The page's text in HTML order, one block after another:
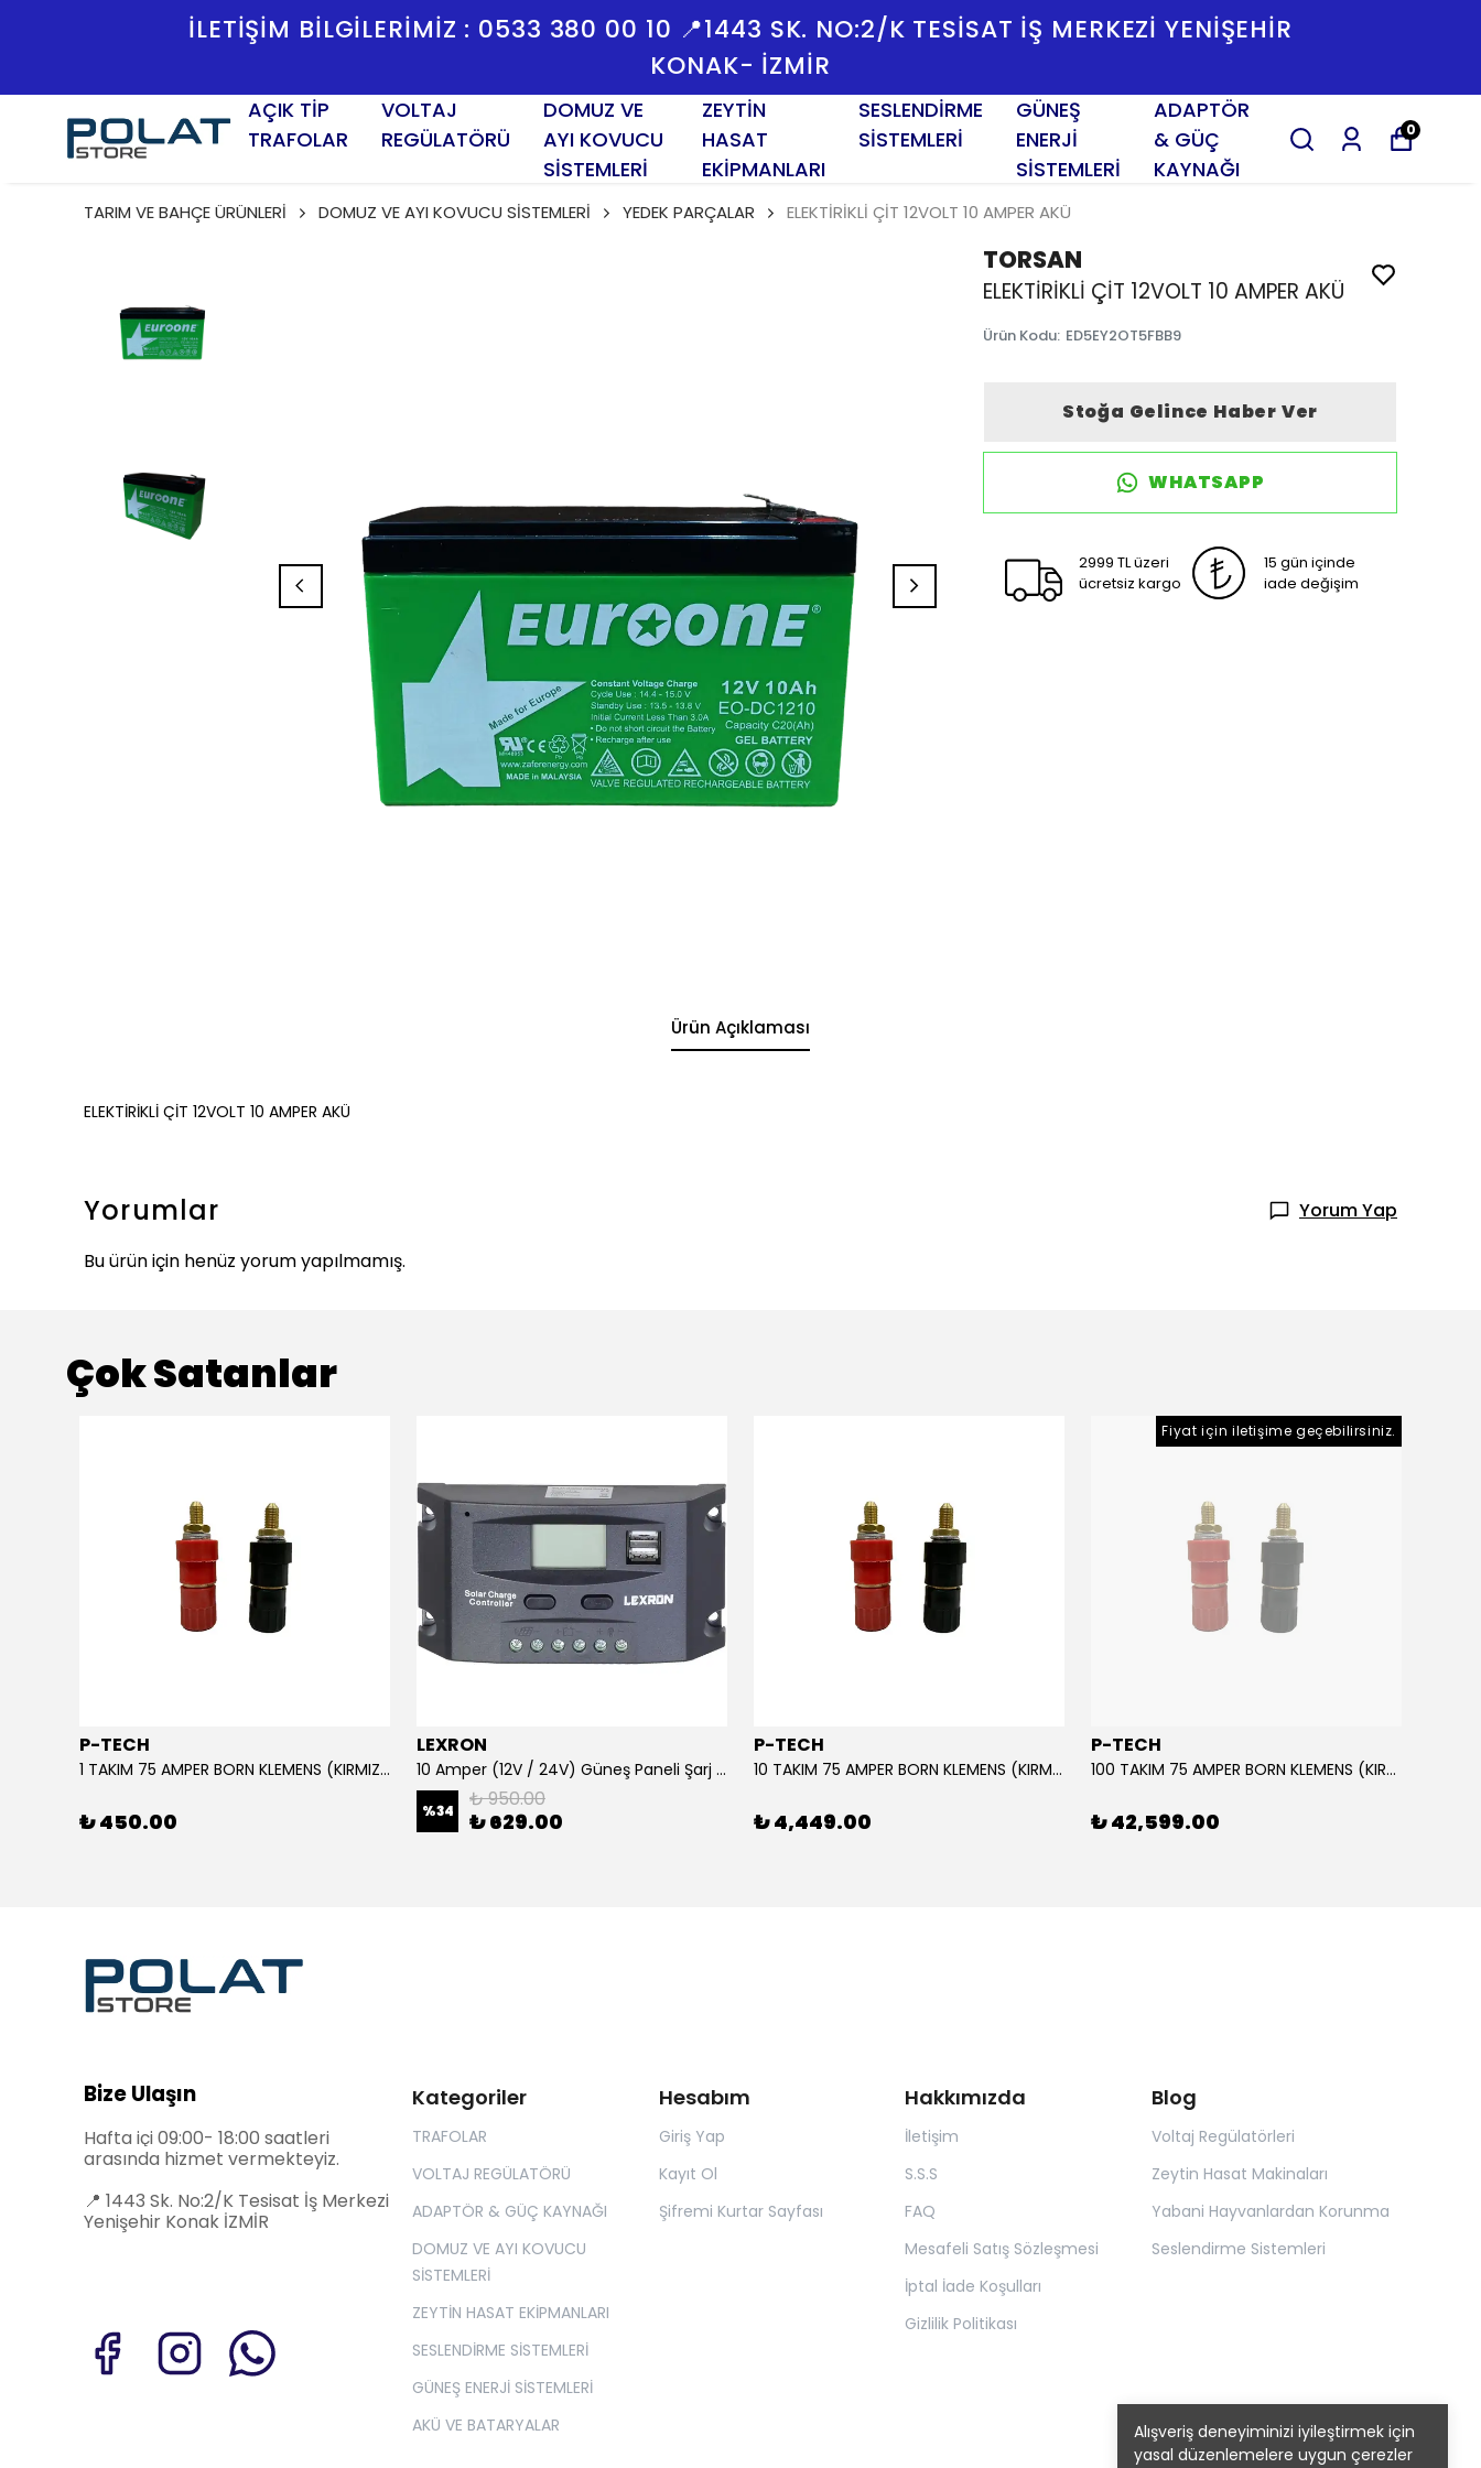
İLETİŞİM BİLGİLERİMİZ : 0533 380 00 10 📍1443 SK. NO:2/K TESISAT İŞ MERKEZI YENIŞEHIR
KONAK- İZMİR
AÇIK TİP
TRAFOLAR
VOLTAJ
REGÜLATÖRÜ
DOMUZ VE
AYI KOVUCU
SİSTEMLERİ
ZEYTİN
HASAT
EKİPMANLARI
SESLENDİRME
SİSTEMLERİ
GÜNEŞ
ENERJİ
SİSTEMLERİ
ADAPTÖR
& GÜÇ
KAYNAĞI
0
Alışveriş deneyiminizi iyileştirmek için
yasal düzenlemelere uygun çerezler
TARIM VE BAHÇE ÜRÜNLERİ DOMUZ VE AYI KOVUCU SİSTEMLERİ YEDEK PARÇALAR ELEKTİRİKLİ ÇİT 12VOLT 10 AMPER AKÜ
TORSAN
ELEKTİRİKLİ ÇİT 12VOLT 10 AMPER AKÜ
Ürün Kodu: ED5EY2OT5FBB9
Stoğa Gelince Haber Ver
WHATSAPP
2999 TL üzeri
ücretsiz kargo
15 gün içinde
iade değişim
Ürün Açıklaması
ELEKTİRİKLİ ÇİT 12VOLT 10 AMPER AKÜ
Yorumlar
Yorum Yap
Bu ürün için henüz yorum yapılmamış.
Çok Satanlar
P-TECH
1 TAKIM 75 AMPER BORN KLEMENS (KIRMIZI-SİYAH)
₺ 450.00
LEXRON
10 Amper (12V / 24V) Güneş Paneli Şarj Kontrol Cihazı
%34 ₺ 950.00
₺ 629.00
P-TECH
10 TAKIM 75 AMPER BORN KLEMENS (KIRMIZI-SİYAH)
₺ 4,449.00
Fiyat için iletişime geçebilirsiniz.
P-TECH
100 TAKIM 75 AMPER BORN KLEMENS (KIRMIZI-SİYAH)
₺ 42,599.00
Kategoriler
TRAFOLAR
VOLTAJ REGÜLATÖRÜ
ADAPTÖR & GÜÇ KAYNAĞI
DOMUZ VE AYI KOVUCU
SİSTEMLERİ
ZEYTİN HASAT EKİPMANLARI
SESLENDİRME SİSTEMLERİ
GÜNEŞ ENERJİ SİSTEMLERİ
AKÜ VE BATARYALAR
Hesabım
Giriş Yap
Kayıt Ol
Şifremi Kurtar Sayfası
Hakkımızda
İletişim
S.S.S
FAQ
Mesafeli Satış Sözleşmesi
İptal İade Koşulları
Gizlilik Politikası
Blog
Voltaj Regülatörleri
Zeytin Hasat Makinaları
Yabani Hayvanlardan Korunma
Seslendirme Sistemleri
Bize Ulaşın
Hafta içi 09:00- 18:00 saatleri
arasında hizmet vermekteyiz.
📍 1443 Sk. No:2/K Tesisat İş Merkezi
Yenişehir Konak İZMİR